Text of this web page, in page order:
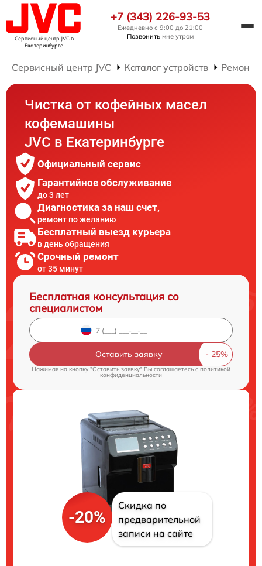
Сервисный центр JVCв
Екатеринбурге
+7 (343) 226-93-53
Ежедневно с 9:00 до 21:00
Позвонить мне утром
Сервисный центр JVC Каталог устройств Ремонт
Чистка от кофейных масел
кофемашины
JVC в Екатеринбурге
Официальный сервис
Гарантийное обслуживание
до 3 лет
Диагностика за наш счет,
ремонт по желанию
Бесплатный выезд курьера
в день обращения
Срочный ремонт
от 35 минут
Бесплатная консультация со
специалистом
Оставить заявку
Нажимая на кнопку "Оставить заявку" Вы соглашаетесь cполитикой
конфиденциальности
-20%
Скидка по
предварительной
записи на сайте